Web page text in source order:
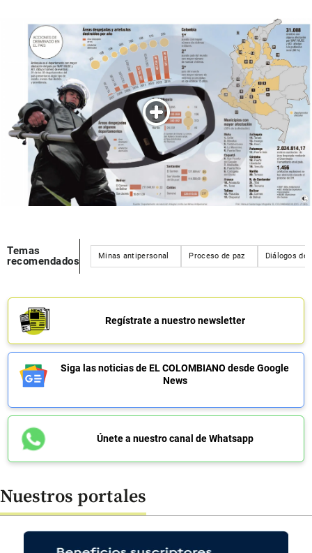
Temas
recomendados
Minas antipersonal Proceso de paz Diálogos de
Regístrate a nuestro newsletter
Siga las noticias de EL COLOMBIANO desde Google
News
Únete a nuestro canal de Whatsapp
Nuestros portales